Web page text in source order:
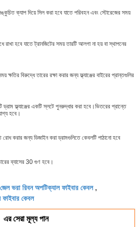
ক্যাপ দিয়ে সিল করা হবে যাতে পরিবহন এবং স্টোরেজের সময়
রাখা হবে যাতে ট্রানজিটের সময় তারটি আলগা না হয় বা স্থাপনের
ক্ষতির বিরুদ্ধে তারের রক্ষা করার জন্য ফ্ল্যাঞ্জের বাইরের প্রান্তগুলির
ড্রাম ফ্ল্যাঞ্জের একটি স্লটে পুনরুদ্ধার করা হবে।ভিতরের প্রান্তে
হবে।
করার জন্য ডিজাইন করা ড্রামগুলিতে কেবলটি পাঠানো হবে
ব্যাসের 30 গুণ হবে।
জেল ভরা রিবন অপটিক্যাল ফাইবার কেবল,
কেবল
এর সেরা মূল্য পান